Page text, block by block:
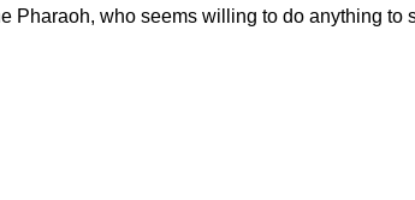
Pharaoh, who seems willing to do anything to